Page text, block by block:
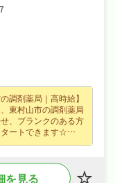
調剤薬局｜高時給】
東村山市の調剤薬局
、ブランクのある方
ートできます☆
リよく働け、年末年
を見る